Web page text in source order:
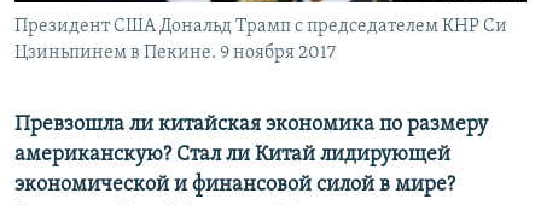
Все сайты РСЕ/РС
Президент США Дональд Трамп с председателем КНР Си
Цзиньпинем в Пекине. 9 ноября 2017
Превзошла ли китайская экономика по размеру
американскую? Стал ли Китай лидирующей
экономической и финансовой силой в мире?